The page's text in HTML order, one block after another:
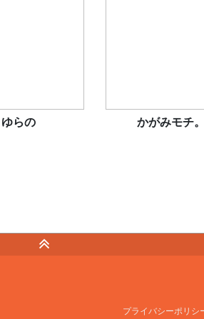
ゆらの かがみモチ
プライバシーポリシ